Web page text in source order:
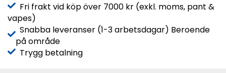
Fri frakt vid köp över 7000 kr (exkl. moms, pant &
vapes)
Snabba leveranser (1-3 arbetsdagar) Beroende
på område
Trygg betalning